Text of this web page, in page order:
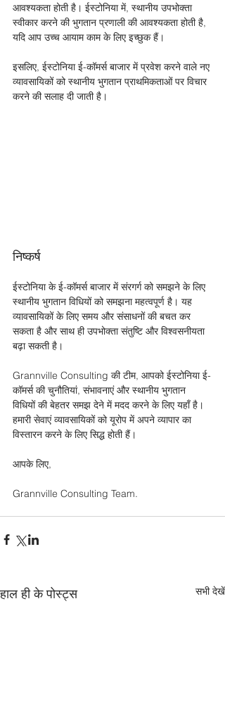
आवश्यकता होती है। ईस्टोनिया में, स्थानीय उपभोक्ता
स्वीकार करने की भुगतान प्रणाली की आवश्यकता होती है,
यदि आप उच्च आयाम काम के लिए इच्छुक हैं।
इसलिए, ईस्टोनिया ई-कॉमर्स बाजार में प्रवेश करने वाले नए
व्यावसायिकों को स्थानीय भुगतान प्राथमिकताओं पर विचार
करने की सलाह दी जाती है।
निष्कर्ष
ईस्टोनिया के ई-कॉमर्स बाजार में संरगर्ग को समझने के लिए
स्थानीय भुगतान विधियों को समझना महत्वपूर्ण है। यह
व्यावसायिकों के लिए समय और संसाधनों की बचत कर
सकता है और साथ ही उपभोक्ता संतुष्टि और विश्वसनीयता
बढ़ा सकती है।
Grannville Consulting की टीम, आपको ईस्टोनिया ई-
कॉमर्स की चुनौतियां, संभावनाएं और स्थानीय भुगतान
विधियों की बेहतर समझ देने में मदद करने के लिए यहाँ है।
हमारी सेवाएं व्यावसायिकों को यूरोप में अपने व्यापार का
विस्तारन करने के लिए सिद्ध होती हैं।
आपके लिए,
Grannville Consulting Team.
हाल ही के पोस्ट्स सभी देखें